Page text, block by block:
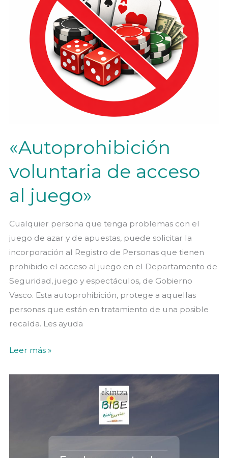
«Autoprohibición
voluntaria de acceso
al juego»
Cualquier persona que tenga problemas con el
juego de azar y de apuestas, puede solicitar la
incorporación al Registro de Personas que tienen
prohibido el acceso al juego en el Departamento de
Seguridad, juego y espectáculos, de Gobierno
Vasco. Esta autoprohibición, protege a aquellas
personas que están en tratamiento de una posible
recaída. Les ayuda
«Autoprohibición
Leer más »